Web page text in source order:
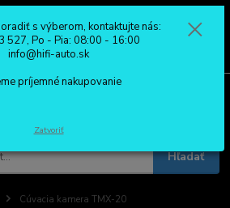
Hľadať
Cúvacia kamera TMX-20
s výberom, kontaktujte nás:
527, Po - Pia: 08:00 - 16:00
info@hifi-auto.sk
príjemné nakupovanie
Zatvoriť